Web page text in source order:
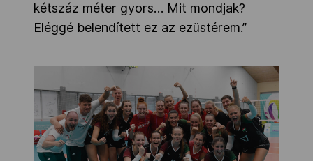
kétszáz méter gyors… Mit mondjak?
Eléggé belendített ez az ezüstérem.”